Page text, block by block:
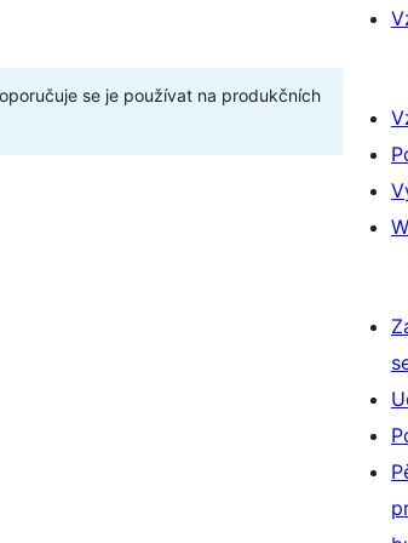
se je používat na produkčních